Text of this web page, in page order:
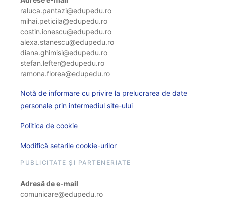
raluca.pantazi@edupedu.ro
mihai.peticila@edupedu.ro
costin.ionescu@edupedu.ro
alexa.stanescu@edupedu.ro
diana.ghimisi@edupedu.ro
stefan.lefter@edupedu.ro
ramona.florea@edupedu.ro
Notă de informare cu privire la prelucrarea de date
personale prin intermediul site-ului
Politica de cookie
Modifică setarile cookie-urilor
PUBLICITATE ȘI PARTENERIATE
Adresă de e-mail
comunicare@edupedu.ro